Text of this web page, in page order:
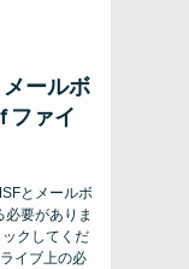
メールボ
ファイ
とメールボ
要がありま
クしてくだ
イブ上の必